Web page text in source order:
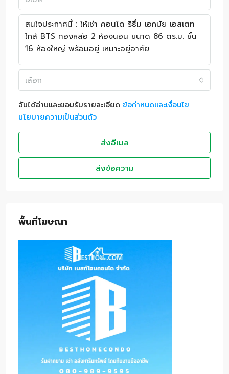
เลือก
ฉันได้อ่านและยอมรับรายละเอียด ข้อกำหนดและเงื่อนไข
นโยบายความเป็นส่วนตัว
ส่งอีเมล
ส่งข้อความ
พื้นที่โฆษณา